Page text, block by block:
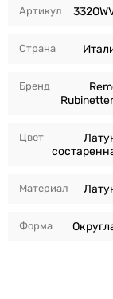
Артикул
Страна
Бренд
Цвет
Материал
Форма